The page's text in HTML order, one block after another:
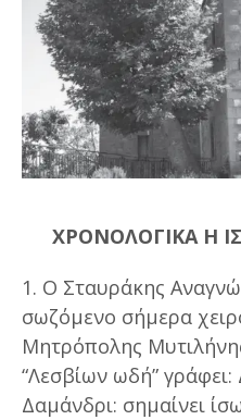
ΧΡΟΝΟΛΟΓΙΚΑ Η
1. Ο Σταυράκης
σωζόμενο σήμερα
Μητρόπολης
“Λεσβίων ωδή”
Δαμάνδρι: σημαίνει